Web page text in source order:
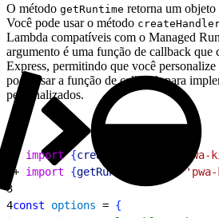
O método getRuntime retorna um objeto
Você pode usar o método
Lambda compatíveis com o Managed
argumento é uma função de callback que
Express, permitindo que você
pode usar a função de callback para
personalizados.
- import {createApp
'pwa-
+ import {getRuntime
'pwa-
3
4const options = {